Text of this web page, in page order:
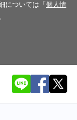
については「 個人情